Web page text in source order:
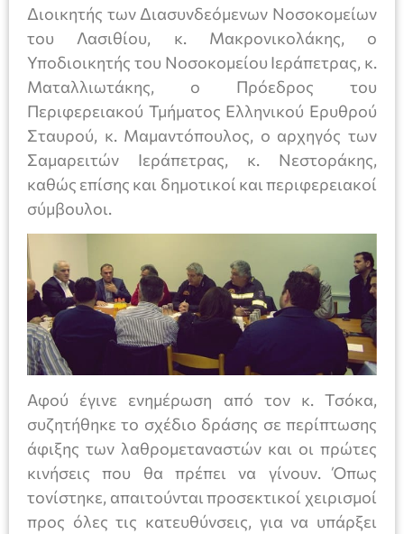
Διοικητής των Διασυνδεόμενων Νοσοκομείων
του Λασιθίου, κ. Μακρονικολάκης, ο
Υποδιοικητής του Νοσοκομείου Ιεράπετρας, κ.
Ματαλλιωτάκης, ο Πρόεδρος του
Περιφερειακού Τμήματος Ελληνικού Ερυθρού
Σταυρού, κ. Μαμαντόπουλος, ο αρχηγός των
Σαμαρειτών Ιεράπετρας, κ. Νεστοράκης,
καθώς επίσης και δημοτικοί και περιφερειακοί
σύμβουλοι.
Αφού έγινε ενημέρωση από τον κ. Τσόκα,
συζητήθηκε το σχέδιο δράσης σε περίπτωσης
άφιξης των λαθρομεταναστών και οι πρώτες
κινήσεις που θα πρέπει να γίνουν. Όπως
τονίστηκε, απαιτούνται προσεκτικοί χειρισμοί
προς όλες τις κατευθύνσεις, για να υπάρξει